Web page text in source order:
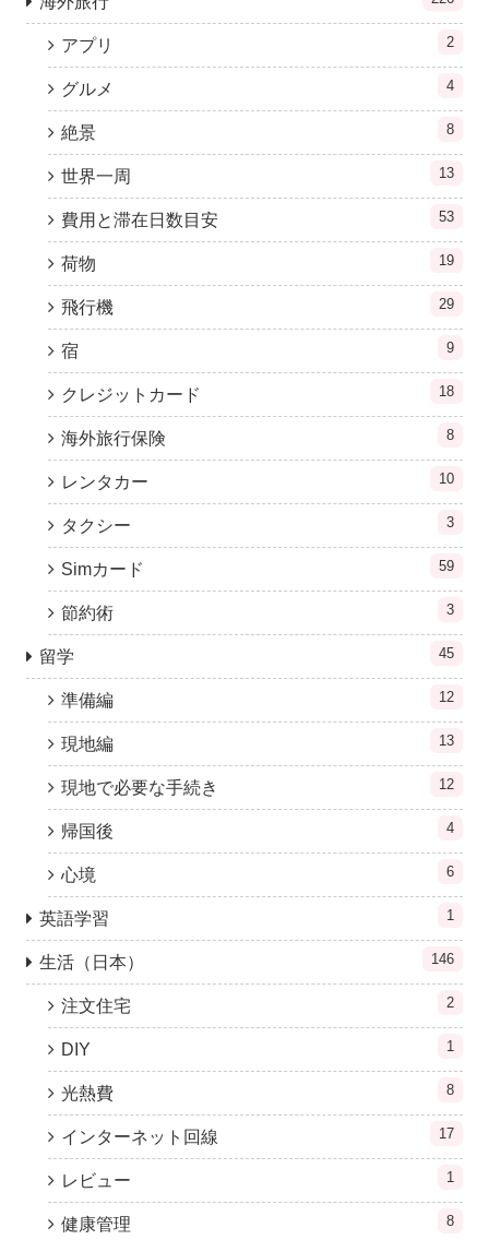
アプリ 2
グルメ 4
絶景 8
世界一周 13
費用と滞在日数目安 53
荷物 19
飛行機 29
宿 9
クレジットカード 18
海外旅行保険 8
レンタカー 10
タクシー 3
Simカード 59
節約術 3
留学 45
準備編 12
現地編 13
現地で必要な手続き 12
帰国後 4
心境 6
英語学習 1
生活（日本） 146
注文住宅 2
DIY 1
光熱費 8
インターネット回線 17
レビュー 1
健康管理 8